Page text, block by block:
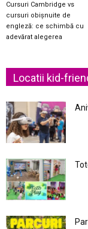
Cursuri Cambridge vs
cursuri obișnuite de
engleză: ce schimbă cu
adevărat alegerea
Locatii kid-